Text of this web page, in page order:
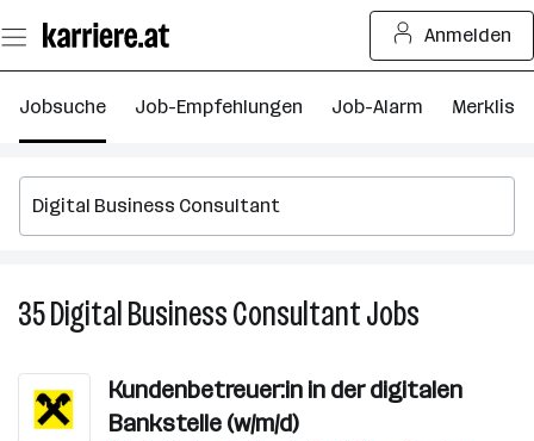
Seiteninhalt
springen
Anmelden
Jobsuche Job-Empfehlungen Job-Alarm Merkliste
35Digital Business ConsultantJobs
Consultant
Kundenbetreuer:in in der digitalen
Bankstelle (w/m/d)